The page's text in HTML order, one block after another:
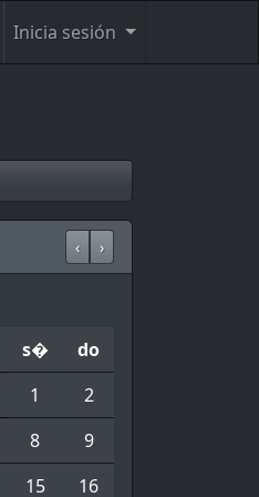
Inicia sesión
‹ ›
s�
do
1
2
8
9
15 16